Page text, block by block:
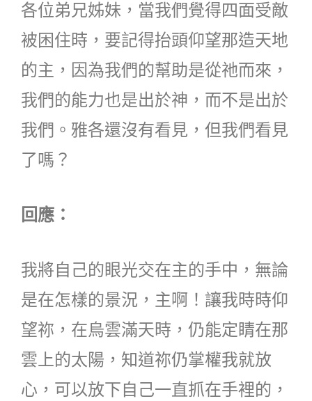
各位弟兄姊妹，當我們覺得四面受敵
被困住時，要記得抬頭仰望那造天地
的主，因為我們的幫助是從祂而來，
我們的能力也是出於神，而不是出於
我們。雅各還沒有看見，但我們看見
了嗎？
回應：
我將自己的眼光交在主的手中，無論
是在怎樣的景況，主啊！讓我時時仰
望祢，在烏雲滿天時，仍能定睛在那
雲上的太陽，知道祢仍掌權我就放
心，可以放下自己一直抓在手裡的，